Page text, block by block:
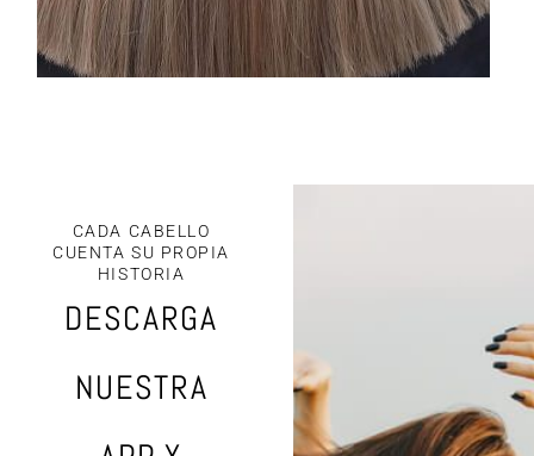
CADA CABELLO
CUENTA SU PROPIA
HISTORIA
DESCARGA
NUESTRA